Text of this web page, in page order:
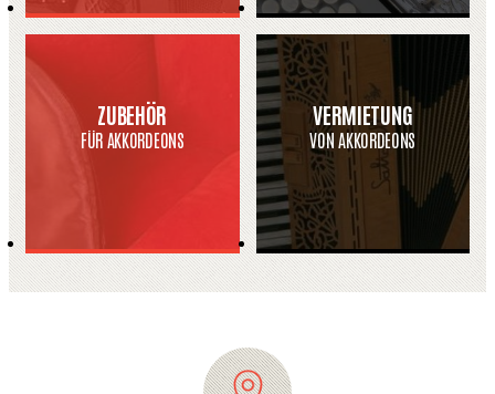
ZUBEHÖR
FÜR AKKORDEONS
VERMIETUNG
VON AKKORDEONS